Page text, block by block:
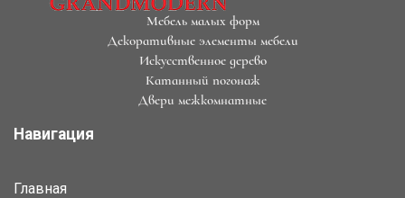
Мебель малых форм
Декоративные элементы мебели
Искусственное дерево
Катанный погонаж
Двери межкомнатные
Навигация
Главная